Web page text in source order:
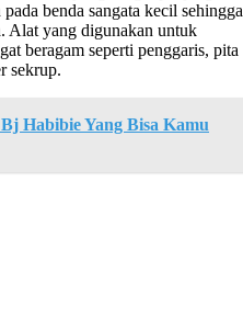
benda sangata kecil sehingga
Alat yang digunakan untuk
beragam seperti penggaris, pita
sekrup.
Habibie Yang Bisa Kamu